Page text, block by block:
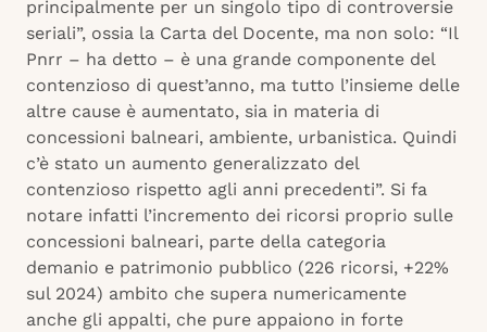
principalmente per un singolo tipo di controversie
seriali”, ossia la Carta del Docente, ma non solo: “Il
Pnrr – ha detto – è una grande componente del
contenzioso di quest’anno, ma tutto l’insieme delle
altre cause è aumentato, sia in materia di
concessioni balneari, ambiente, urbanistica. Quindi
c’è stato un aumento generalizzato del
contenzioso rispetto agli anni precedenti”. Si fa
notare infatti l’incremento dei ricorsi proprio sulle
concessioni balneari, parte della categoria
demanio e patrimonio pubblico (226 ricorsi, +22%
sul 2024) ambito che supera numericamente
anche gli appalti, che pure appaiono in forte